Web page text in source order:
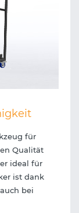
für
Qualität
ideal für
ist dank
bei